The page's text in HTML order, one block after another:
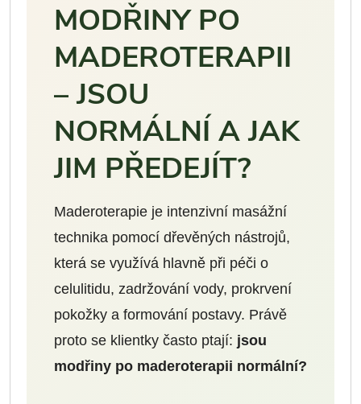
MODŘINY PO
MADEROTERAPII
– JSOU
NORMÁLNÍ A JAK
JIM PŘEDEJÍT?
Maderoterapie je intenzivní masážní
technika pomocí dřevěných nástrojů,
která se využívá hlavně při péči o
celulitidu, zadržování vody, prokrvení
pokožky a formování postavy. Právě
proto se klientky často ptají: jsou
modřiny po maderoterapii normální?